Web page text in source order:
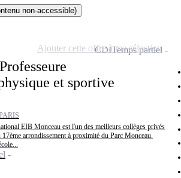
non-accessible)
et sportive
EIB Monceau est l'un des meilleurs collèges privés
arrondissement à proximité du Parc Monceau.
CDITemps partiel
Ajouter cette offre à ma sélection